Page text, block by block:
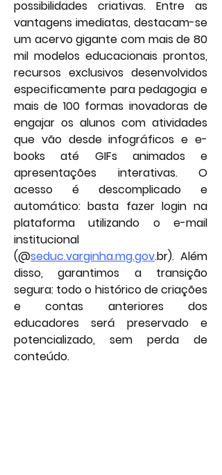
possibilidades criativas. Entre as
vantagens imediatas, destacam-se
um acervo gigante com mais de 80
mil modelos educacionais prontos,
recursos exclusivos desenvolvidos
especificamente para pedagogia e
mais de 100 formas inovadoras de
engajar os alunos com atividades
que vão desde infográficos e e-
books até GIFs animados e
apresentações interativas. O
acesso é descomplicado e
automático: basta fazer login na
plataforma utilizando o e-mail
institucional
(@seduc.varginha.mg.gov.br). Além
disso, garantimos a transição
segura: todo o histórico de criações
e contas anteriores dos
educadores será preservado e
potencializado, sem perda de
conteúdo.